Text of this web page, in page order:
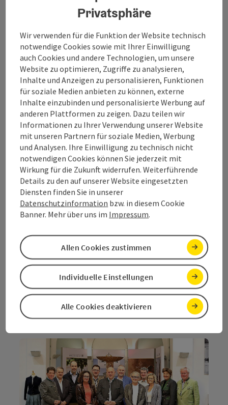
Der Destinationsbeirat
des Tourismusbüros
Bad Ischl
Der Destinationsbeirat besteht
aus den gewählten Mitgliedern
plus BürgermeisterIn.
Hr. Mag. Stephan Unterberger (Obmann)
Hr. Dir. Andreas Nöhammer (Obmann
Stellvertreter)
Hr. Philipp Zauner, MSc
Fr. Maga. Elisabeth Strasser, MSc
Hr. Dipl.-Ing. Valentin Habsburg-Lothringen
Hr. Renate Hörak
Hr. Christian Kölling
Hr. Mag. Friedrich Dachs
Hr. Josef Zeppetzauer
Hr. Marcus Tulach
Edwin Gruber
amtierende/r Bürgermeister/in: Ines Schiller, BEd
Privatsphäre
Wir verwenden für die Funktion der Website technisch
notwendige Cookies sowie mit Ihrer Einwilligung
auch Cookies und andere Technologien, um unsere
Website zu optimieren, Zugriffe zu analysieren,
Inhalte und Anzeigen zu personalisieren, Funktionen
für soziale Medien anbieten zu können, externe
Inhalte einzubinden und personalisierte Werbung auf
anderen Plattformen zu zeigen. Dazu teilen wir
Informationen zu Ihrer Verwendung unserer Website
mit unseren Partnern für soziale Medien, Werbung
und Analysen. Ihre Einwilligung zu technisch nicht
notwendigen Cookies können Sie jederzeit mit
Wirkung für die Zukunft widerrufen. Weiterführende
Details zu den auf unserer Website eingesetzten
Diensten finden Sie in unserer
Datenschutzinformation bzw. in diesem Cookie
Banner. Mehr über uns im Impressum.
Alle Cookies deaktivieren
Individuelle Einstellungen
Allen Cookies zustimmen